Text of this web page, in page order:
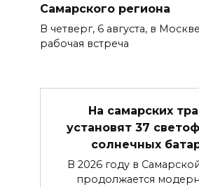
Самарского региона
В четверг, 6 августа, в
рабочая встреча
На самарских
установят 37
солнечных
В 2026 году в
продолжается